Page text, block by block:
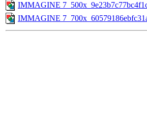
IMMAGINE
IMMAGINE